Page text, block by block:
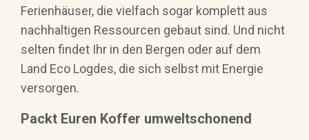
Ferienhäuser, die vielfach sogar komplett aus
nachhaltigen Ressourcen gebaut sind. Und nicht
selten findet Ihr in den Bergen oder auf dem
Land Eco Logdes, die sich selbst mit Energie
versorgen.
Packt Euren Koffer umweltschonend